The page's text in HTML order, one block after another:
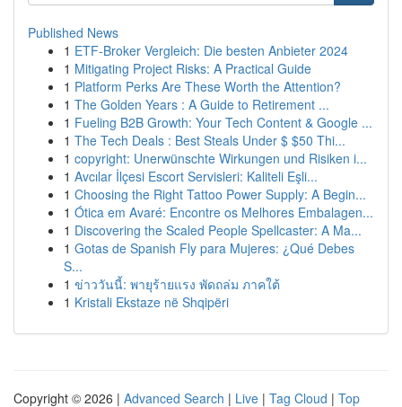
Published News
1 ETF-Broker Vergleich: Die besten Anbieter 2024
1 Mitigating Project Risks: A Practical Guide
1 Platform Perks Are These Worth the Attention?
1 The Golden Years : A Guide to Retirement ...
1 Fueling B2B Growth: Your Tech Content & Google ...
1 The Tech Deals : Best Steals Under $ $50 Thi...
1 copyright: Unerwünschte Wirkungen und Risiken i...
1 Avcılar İlçesi Escort Servisleri: Kaliteli Eşli...
1 Choosing the Right Tattoo Power Supply: A Begin...
1 Ótica em Avaré: Encontre os Melhores Embalagen...
1 Discovering the Scaled People Spellcaster: A Ma...
1 Gotas de Spanish Fly para Mujeres: ¿Qué Debes
S...
1 ข่าววันนี้: พายุร้ายแรง พัดถล่ม ภาคใต้
1 Kristali Ekstaze në Shqipëri
Copyright © 2026 | Advanced Search | Live | Tag Cloud | Top